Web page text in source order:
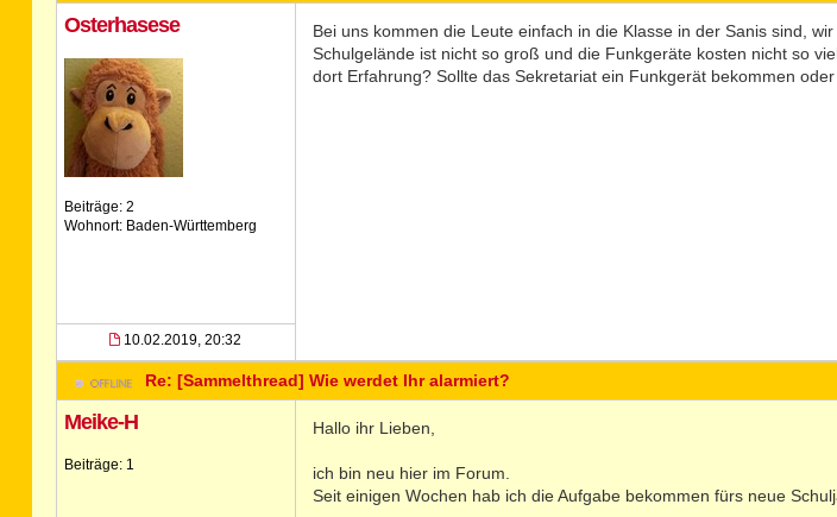
Osterhasese
Beiträge: 2
Wohnort: Baden-Württemberg
10.02.2019, 20:32
Bei uns kommen die Leute einfach in die Klasse in der Sanis sind,
Schulgelände ist nicht so groß und die Funkgeräte kosten nicht so
dort Erfahrung? Sollte das Sekretariat ein Funkgerät bekommen
Re: [Sammelthread] Wie werdet Ihr alarmiert?
Meike-H
Beiträge: 1
Hallo ihr Lieben,
ich bin neu hier im Forum.
Seit einigen Wochen hab ich die Aufgabe bekommen fürs neue